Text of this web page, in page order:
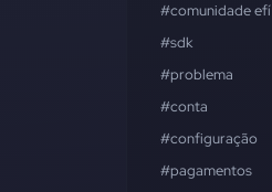
#comunidade efí
#sdk
#problema
#conta
#configuração
#pagamentos